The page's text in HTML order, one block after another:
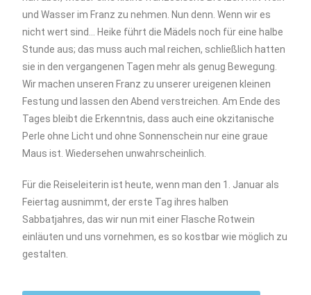
und Wasser im Franz zu nehmen. Nun denn. Wenn wir es
nicht wert sind… Heike führt die Mädels noch für eine halbe
Stunde aus; das muss auch mal reichen, schließlich hatten
sie in den vergangenen Tagen mehr als genug Bewegung.
Wir machen unseren Franz zu unserer ureigenen kleinen
Festung und lassen den Abend verstreichen. Am Ende des
Tages bleibt die Erkenntnis, dass auch eine okzitanische
Perle ohne Licht und ohne Sonnenschein nur eine graue
Maus ist. Wiedersehen unwahrscheinlich.
Für die Reiseleiterin ist heute, wenn man den 1. Januar als
Feiertag ausnimmt, der erste Tag ihres halben
Sabbatjahres, das wir nun mit einer Flasche Rotwein
einläuten und uns vornehmen, es so kostbar wie möglich zu
gestalten.